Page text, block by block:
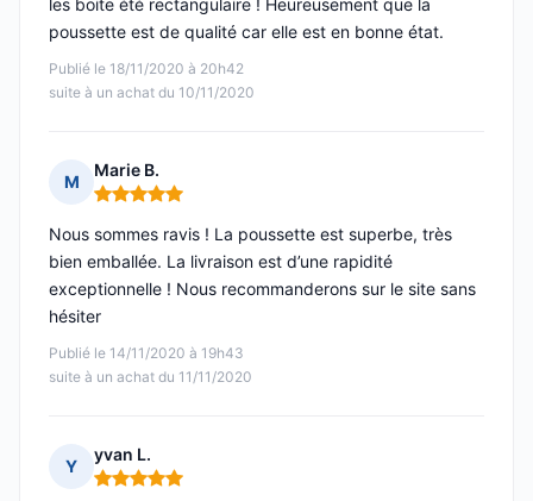
Publié le 18/11/2020 à 20h42
suite à un achat du 10/11/2020
les boite été rectangulaire ! Heureusement que la
poussette est de qualité car elle est en bonne état.
M
Marie B.
Note : 5 sur 5
Publié le 14/11/2020 à 19h43
suite à un achat du 11/11/2020
Nous sommes ravis ! La poussette est superbe, très
bien emballée. La livraison est d’une rapidité
exceptionnelle ! Nous recommanderons sur le site sans
hésiter
Y
yvan L.
Note : 5 sur 5